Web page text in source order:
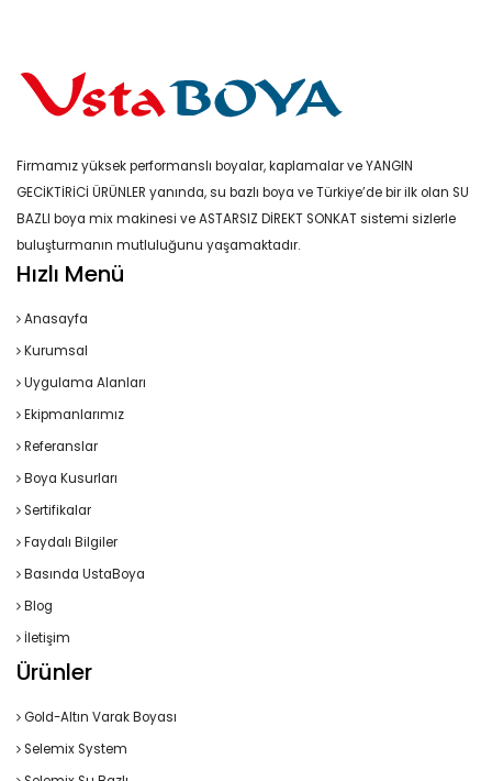
Firmamız yüksek performanslı boyalar, kaplamalar ve YANGIN
GECİKTİRİCİ ÜRÜNLER yanında, su bazlı boya ve Türkiye’de bir ilk olan SU
BAZLI boya mix makinesi ve ASTARSIZ DİREKT SONKAT sistemi sizlerle
buluşturmanın mutluluğunu yaşamaktadır.
Hızlı Menü
Anasayfa
Kurumsal
Uygulama Alanları
Ekipmanlarımız
Referanslar
Boya Kusurları
Sertifikalar
Faydalı Bilgiler
Basında UstaBoya
Blog
İletişim
Ürünler
Gold-Altın Varak Boyası
Selemix System